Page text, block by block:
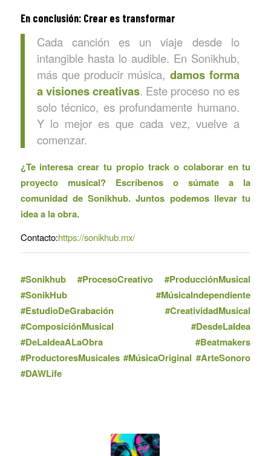
En conclusión: Crear es transformar
Cada canción es un viaje desde lo
intangible hasta lo audible. En Sonikhub,
más que producir música, damos forma
a visiones creativas. Este proceso no es
solo técnico, es profundamente humano.
Y lo mejor es que cada vez, vuelve a
comenzar.
¿Te interesa crear tu propio track o colaborar en tu
proyecto musical? Escríbenos o súmate a la
comunidad de Sonikhub. Juntos podemos llevar tu
idea a la obra.
Contacto:https://sonikhub.mx/
#Sonikhub #ProcesoCreativo #ProducciónMusical
#SonikHub #MúsicaIndependiente
#EstudioDeGrabación #CreatividadMusical
#ComposiciónMusical #DesdeLaIdea
#DeLaIdeaALaObra #Beatmakers
#ProductoresMusicales #MúsicaOriginal #ArteSonoro
#DAWLife